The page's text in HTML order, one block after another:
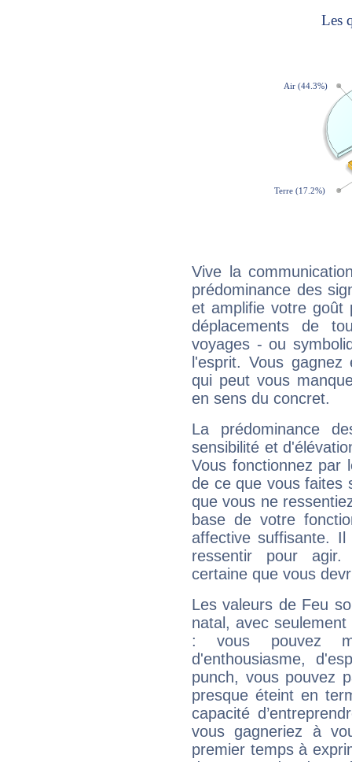
Vive la
prédominance des
et amplifie votre goût
déplacements de
voyages - ou
l'esprit. Vous
qui peut vous
en sens du concret.
La prédominance
sensibilité et
Vous fonctionnez
de ce que vous faites
que vous ne
base de votre
affective suffisante.
ressentir pour agir.
certaine que vous
Les valeurs de Feu
natal, avec
: vous pouvez
d'enthousiasme,
punch, vous pouvez
presque éteint en
capacité
vous gagneriez à
premier temps à